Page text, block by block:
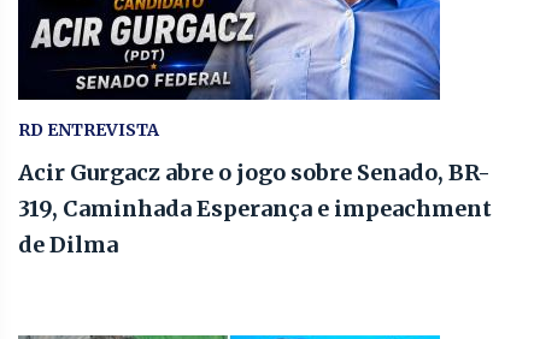
RD ENTREVISTA
Acir Gurgacz abre o jogo sobre Senado, BR-
319, Caminhada Esperança e impeachment
de Dilma